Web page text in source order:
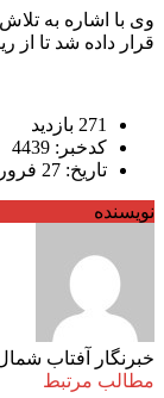
وی با اشاره به
قرار داده شد تا از
271 بازدید
کدخبر: 4439
تاریخ: 27 فروردین 1398
نویسنده
خبرنگار آفتاب
مطالب مرتبط